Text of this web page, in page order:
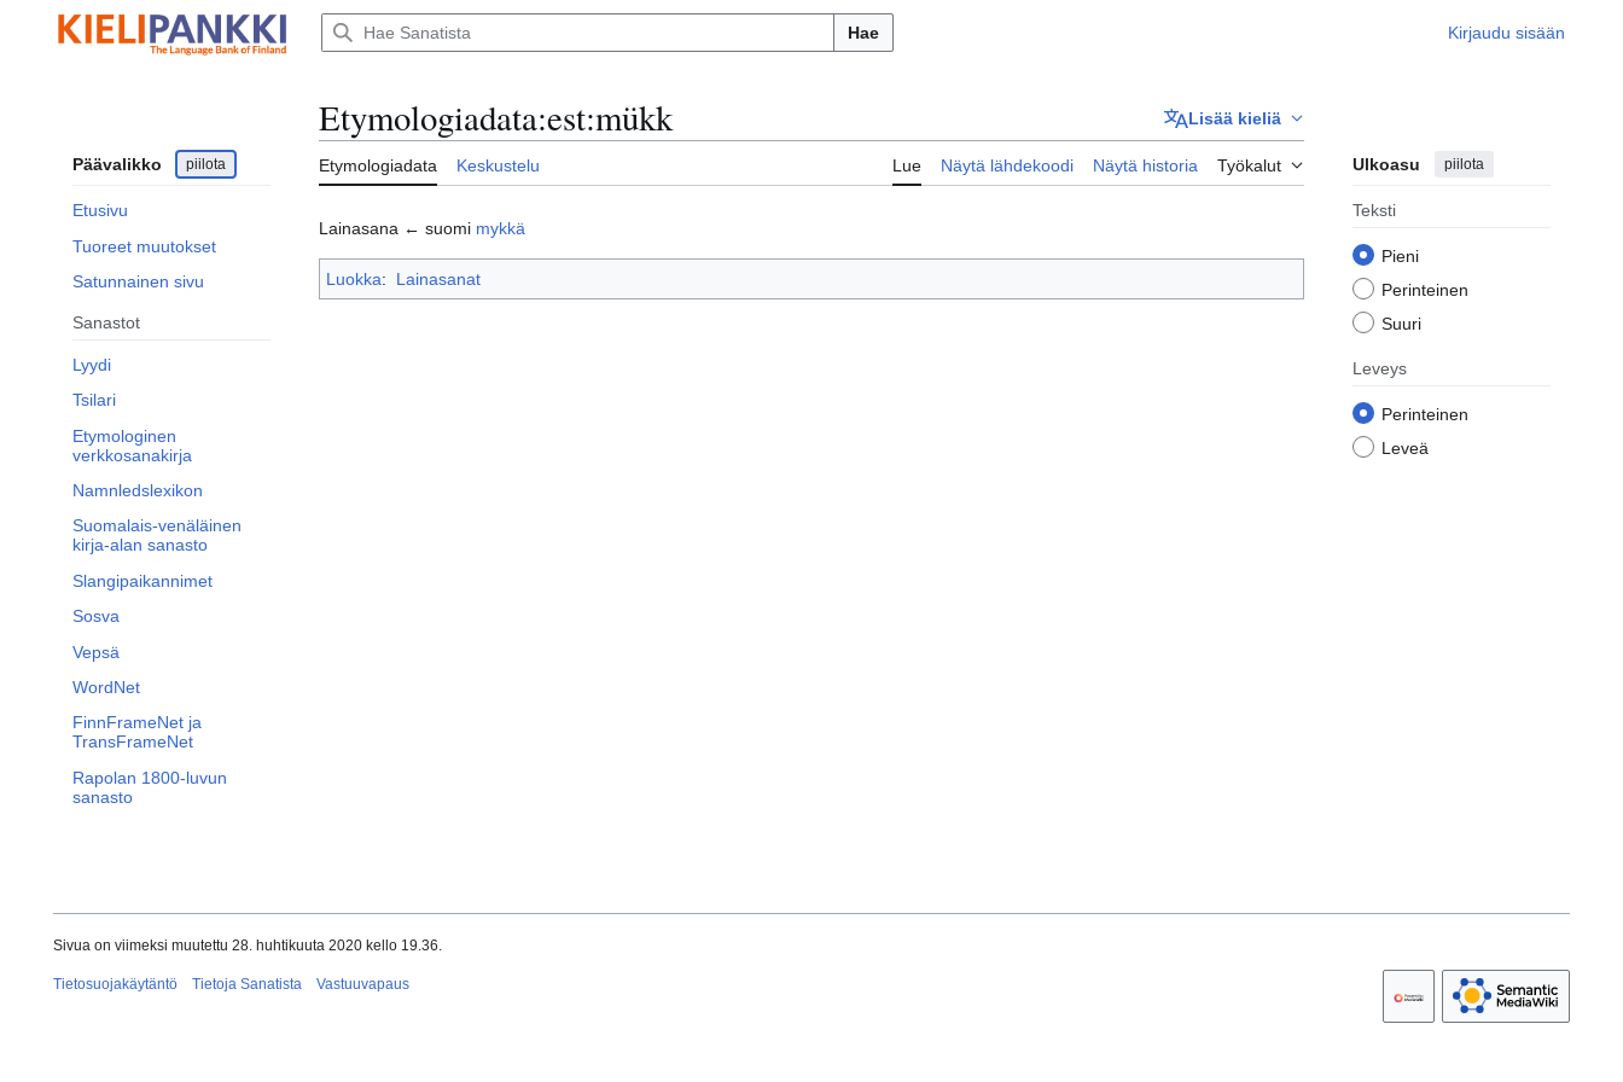
sisältöön
Hae Kirjaudu sisään
Päävalikko piilota
Etusivu
Tuoreet muutokset
Satunnainen sivu
Sanastot
Lyydi
Tsilari
Etymologinen
verkkosanakirja
Namnledslexikon
Suomalais-venäläinen
kirja-alan sanasto
Slangipaikannimet
Sosva
Vepsä
WordNet
FinnFrameNet ja
TransFrameNet
Rapolan 1800-luvun
sanasto
Etymologiadata:est:mükk Lisää kieliä
Etymologiadata Keskustelu Lue Näytä lähdekoodi Näytä historia Työkalut Ulkoasu piilota
Teksti
Pieni
Perinteinen
Suuri
Leveys
Perinteinen
Leveä
Lainasana ← suomi mykkä
Luokka: Lainasanat
Sivua on viimeksi muutettu 28. huhtikuuta 2020 kello 19.36.
Tietosuojakäytäntö Tietoja Sanatista Vastuuvapaus